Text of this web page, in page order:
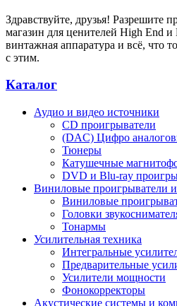
Здравствуйте, друзья! Разрешите
магазин для ценителей High End и
винтажная аппаратура и всё, что
с этим.
Каталог
Аудио и видео источники
CD проигрыватели
(DAC) Цифро
Тюнеры
Катушечные
DVD и Blu-ray
Виниловые проигрыватели и
Виниловые
Головки
Тонармы
Усилительная техника
Интегральные
Предварительные
Усилители мощности
Фонокорректоры
Акустические системы и